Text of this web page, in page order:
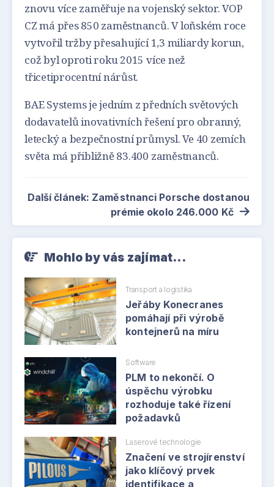
znovu více zaměřuje na vojenský sektor. VOP
CZ má přes 850 zaměstnanců. V loňském roce
vytvořil tržby přesahující 1,3 miliardy korun,
což byl oproti roku 2015 více než
třicetiprocentní nárůst.
BAE Systems je jedním z předních světových
dodavatelů inovativních řešení pro obranný,
letecký a bezpečnostní průmysl. Ve 40 zemích
světa má přibližně 83.400 zaměstnanců.
Další článek: Zaměstnanci Porsche dostanou
prémie okolo 246.000 Kč
Mohlo by vás zajímat...
Transport a logistika
Jeřáby Konecranes
pomáhají při výrobě
kontejnerů na míru
Software
PLM to nekončí. O
úspěchu výrobku
rozhoduje také řízení
požadavků
Laserové technologie
Značení ve strojírenství
jako klíčový prvek
identifikace a